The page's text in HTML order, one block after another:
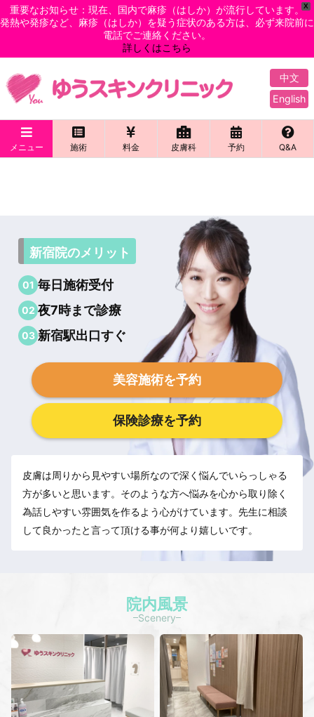
X
重要なお知らせ：現在、国内で麻疹（はしか）が流行しています。
発熱や発疹など、麻疹（はしか）を疑う症状のある方は、必ず来院前に
電話でご連絡ください。
詳しくはこちら
中文
English
メニュー 施術 料金 皮膚科 予約 Q&A
新宿院のメリット
01 毎日施術受付
02 夜7時まで診療
03 新宿駅出口すぐ
美容施術を予約
保険診療を予約
皮膚は周りから見やすい場所なので深く悩んでいらっしゃる
方が多いと思います。そのような方へ悩みを心から取り除く
為話しやすい雰囲気を作るよう心がけています。先生に相談
して良かったと言って頂ける事が何より嬉しいです。
院内風景
Scenery